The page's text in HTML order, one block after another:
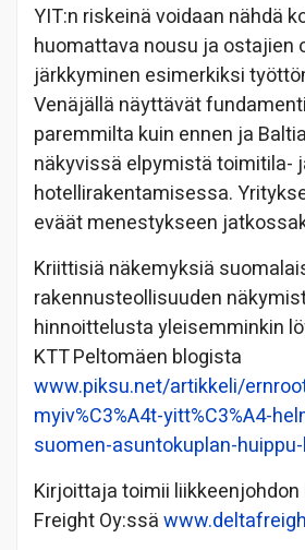
YIT:n riskeinä voidaan nähdä
huomattava nousu ja ostajien
järkkyminen esimerkiksi
Venäjällä näyttävät
paremmilta kuin ennen ja
näkyvissä elpymistä toimitila-
hotellirakentamisessa.
eväät menestykseen
Kriittisiä näkemyksiä
rakennusteollisuuden
hinnoittelusta yleisemminkin
KTT Peltomäen blogista
www.piksu.net/artikkeli/
myiv%C3%A4t-yitt%C3%A4-
suomen-asuntokuplan-huippu-
Kirjoittaja toimii
Freight Oy:ssä